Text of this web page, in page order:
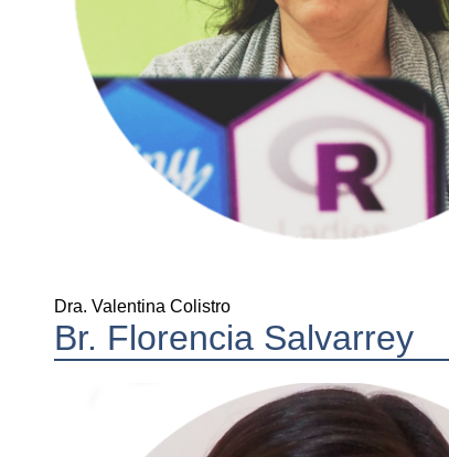
Dra. Valentina Colistro
Br. Florencia Salvarrey